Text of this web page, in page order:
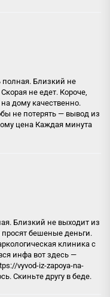
Близкий не
не едет. Короче,
дому качественно.
не потерять — вывод из
цена Каждая минута
Близкий не выходит из
бешеные деньги.
клиника с
инфа вот здесь —
vyvod-iz-zapoya-na-
Скиньте другу в беде.